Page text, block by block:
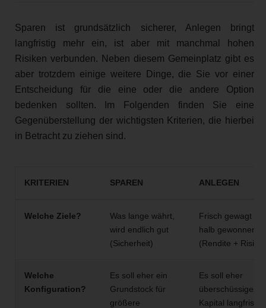
Sparen ist grundsätzlich sicherer, Anlegen bringt
langfristig mehr ein, ist aber mit manchmal hohen
Risiken verbunden. Neben diesem Gemeinplatz gibt es
aber trotzdem einige weitere Dinge, die Sie vor einer
Entscheidung für die eine oder die andere Option
bedenken sollten. Im Folgenden finden Sie eine
Gegenüberstellung der wichtigsten Kriterien, die hierbei
in Betracht zu ziehen sind.
KRITERIEN SPAREN ANLEGEN
Welche Ziele?
Was lange währt,
wird endlich gut
(Sicherheit)
Frisch gewagt ist
halb gewonnen
(Rendite + Risiko)
Welche
Konfiguration?
Es soll eher ein
Grundstock für
größere
Es soll eher
überschüssiges
Kapital langfristig